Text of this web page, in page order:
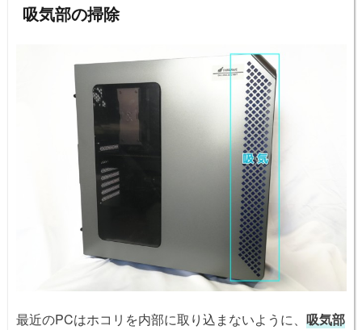
吸気部の掃除
最近のPCはホコリを内部に取り込まないように、 吸気部